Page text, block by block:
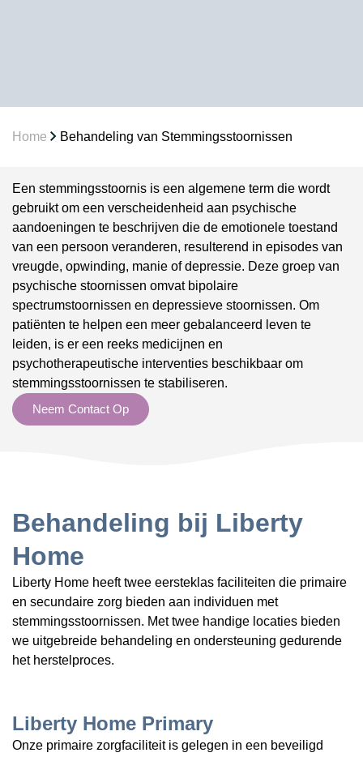
Home Behandeling van Stemmingsstoornissen
Een stemmingsstoornis is een algemene term die wordt
gebruikt om een verscheidenheid aan psychische
aandoeningen te beschrijven die de emotionele toestand
van een persoon veranderen, resulterend in episodes van
vreugde, opwinding, manie of depressie. Deze groep van
psychische stoornissen omvat bipolaire
spectrumstoornissen en depressieve stoornissen. Om
patiënten te helpen een meer gebalanceerd leven te
leiden, is er een reeks medicijnen en
psychotherapeutische interventies beschikbaar om
stemmingsstoornissen te stabiliseren.
Neem Contact Op
Behandeling bij Liberty
Home
Liberty Home heeft twee eersteklas faciliteiten die primaire
en secundaire zorg bieden aan individuen met
stemmingsstoornissen. Met twee handige locaties bieden
we uitgebreide behandeling en ondersteuning gedurende
het herstelproces.
Liberty Home Primary
Onze primaire zorgfaciliteit is gelegen in een beveiligd